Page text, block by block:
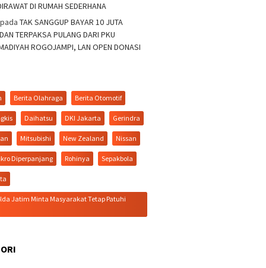
DI RUMAH SEDERHANA
padaTAK SANGGUP BAYAR 10 JUTA
TERPAKSA PULANG DARI PKU
ROGOJAMPI, LAN OPEN DONASI
Berita Olahraga Berita Otomotif
Daihatsu DKI Jakarta Gerindra
Mitsubishi New Zealand Nissan
Diperpanjang Rohinya Sepakbola
Jatim Minta Masyarakat Tetap Patuhi